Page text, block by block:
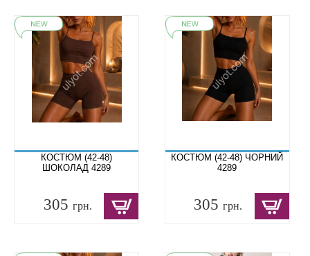
КОСТЮМ (42-48)
ШОКОЛАД 4289
305 грн.
КОСТЮМ (42-48) ЧОРНИЙ
4289
305грн.